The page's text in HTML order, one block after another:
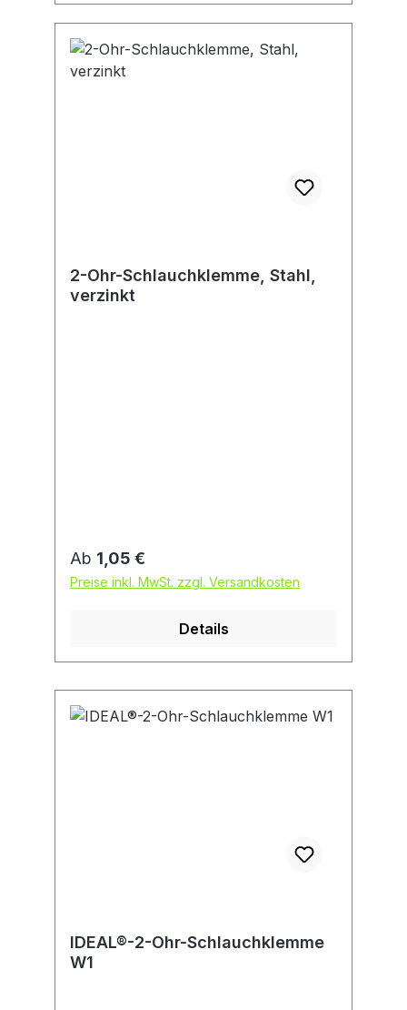
2-Ohr-Schlauchklemme, Stahl,
verzinkt
Regulärer Preis:
Ab 1,05 €
Preise inkl. MwSt. zzgl. Versandkosten
Details
IDEAL®-2-Ohr-Schlauchklemme
W1